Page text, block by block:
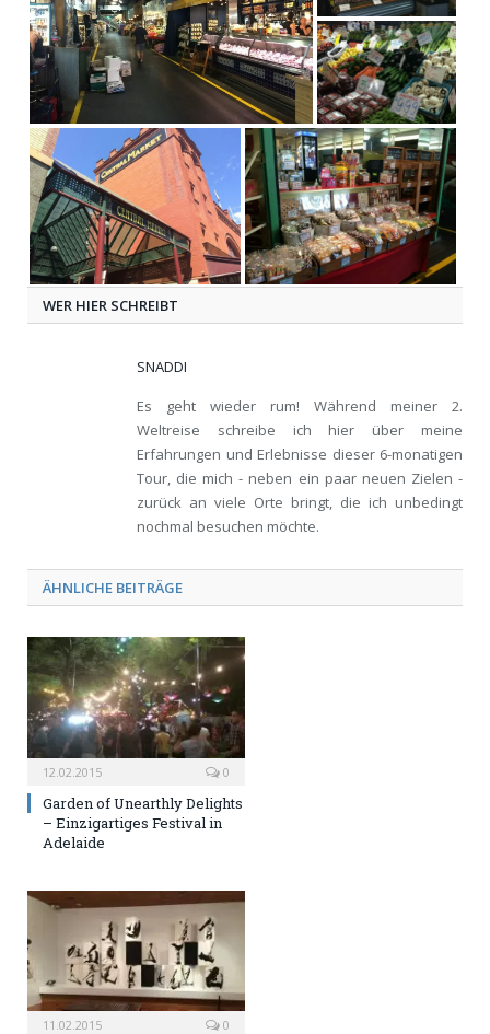
WER HIER SCHREIBT
SNADDI
Es geht wieder rum! Während meiner 2.
Weltreise schreibe ich hier über meine
Erfahrungen und Erlebnisse dieser 6-monatigen
Tour, die mich - neben ein paar neuen Zielen -
zurück an viele Orte bringt, die ich unbedingt
nochmal besuchen möchte.
ÄHNLICHE BEITRÄGE
12.02.2015 0
Garden of Unearthly Delights
– Einzigartiges Festival in
Adelaide
11.02.2015 0